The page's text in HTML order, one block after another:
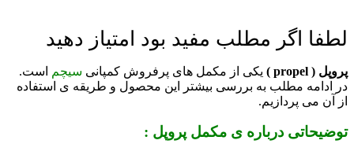
لطفا اگر مطلب مفید بود امتیاز دهید
پروپل ( propel ) یکی از مکمل های پرفروش کمپانی سیچم
است.
در ادامه مطلب به بررسی بیشتر این محصول و طریقه ی استفاده
از آن می پردازیم.
توضیحاتی درباره ی مکمل پروپل :